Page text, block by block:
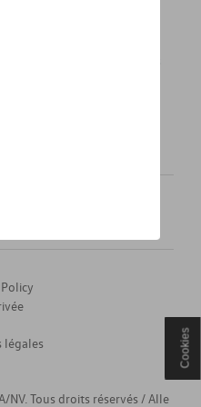
sont des prix recommandés
Pour connaitre le prix
de montage, veuillez
Les prix recommandés
préavis.
légales
Tous droits réservés / Alle
Cookies